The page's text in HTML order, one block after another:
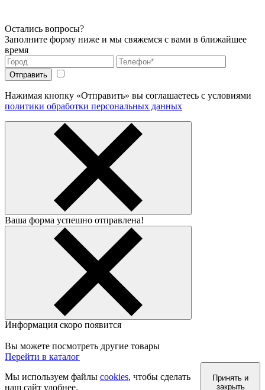
Остались вопросы?
Заполните форму ниже и мы свяжемся с вами в ближайшее
время
Нажимая кнопку «Отправить» вы соглашаетесь с условиями
политики обработки персональных данных
Ваша форма успешно отправлена!
Информация скоро появится
Вы можете посмотреть другие товары
Перейти в каталог
Мы используем файлы cookies, чтобы сделать
наш сайт удобнее.
Принять и
закрыть